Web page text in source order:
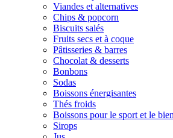
Viandes et alternatives
Chips & popcorn
Biscuits salés
Fruits secs et à coque
Pâtisseries & barres
Chocolat & desserts
Bonbons
Sodas
Boissons énergisantes
Thés froids
Boissons pour le sport et le
Sirops